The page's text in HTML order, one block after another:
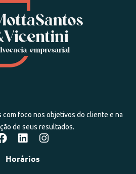
foco nos objetivos do cliente e na
de seus resultados.
Horários